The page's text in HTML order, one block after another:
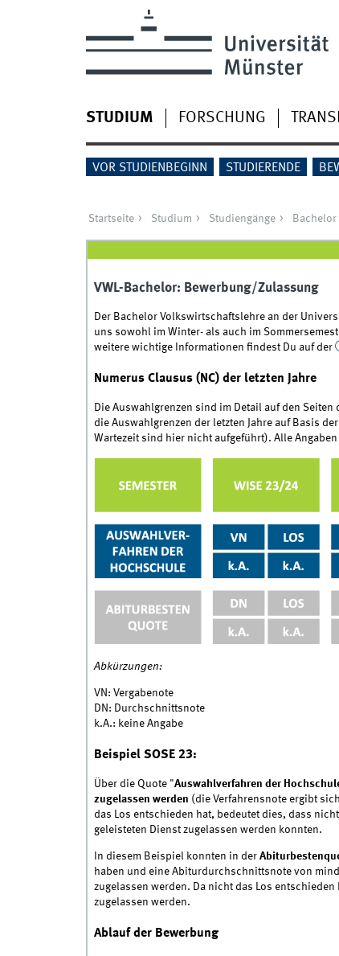
STUDIUM FORSCHUNG
VOR STUDIENBEGINN STUDIERENDE
Startseite Studium Studiengänge Bachelor
VWL-Bachelor: Bewerbung/Zulassung
Der Bachelor Volkswirtschaftslehre an der
uns sowohl im Winter- als auch im
weitere wichtige Informationen findest Du auf der
Numerus Clausus (NC) der letzten Jahre
Die Auswahlgrenzen sind im Detail auf den Seiten
die Auswahlgrenzen der letzten Jahre auf Basis
Wartezeit sind hier nicht aufgeführt). Alle Angaben
Abkürzungen:
VN: Vergabenote
DN: Durchschnittsnote
k.A.: keine Angabe
Beispiel SOSE 23:
Über die Quote "Auswahlverfahren der
zugelassen werden (die Verfahrensnote ergibt
das Los entschieden hat, bedeutet dies, dass
geleisteten Dienst zugelassen werden konnten.
In diesem Beispiel konnten in der
haben und eine Abiturdurchschnittsnote von
zugelassen werden. Da nicht das Los
zugelassen werden.
Ablauf der Bewerbung